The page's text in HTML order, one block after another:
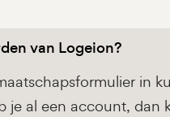
van Logeion?
in
je al een account, dan